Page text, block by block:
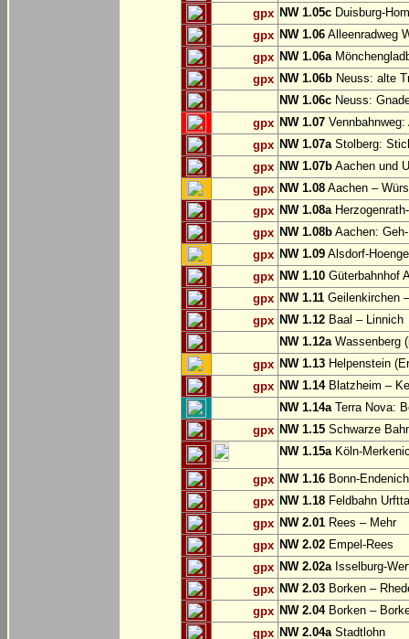
gpx NW 1.05c Duisburg-
gpx NW 1.06 Alleenradweg
gpx NW 1.06a
gpx NW 1.06b Neuss: alte
NW 1.06c Neuss:
gpx NW 1.07
gpx NW 1.07aStolberg:
gpx NW 1.07b Aachen und
gpx NW 1.08 Aachen –
gpx NW 1.08a
gpx NW 1.08b Aachen:
gpx NW 1.09 Alsdorf-
gpx NW 1.10 Güterbahnhof
gpx NW 1.11 Geilenkirchen
gpx NW 1.12 Baal – Linnich
NW 1.12aWassenberg
gpx NW 1.13 Helpenstein
gpx NW 1.14Blatzheim –
NW 1.14aTerra Nova:
gpx NW 1.15 Schwarze
NW 1.15aKöln-
gpx NW 1.16 Bonn-
gpx NW 1.18 Feldbahn
gpx NW 2.01 Rees – Mehr
gpx NW 2.02 Empel-Rees
gpx NW 2.02aIsselburg-
gpx NW 2.03 Borken –
gpx NW 2.04Borken –
gpx NW 2.04aStadtlohn